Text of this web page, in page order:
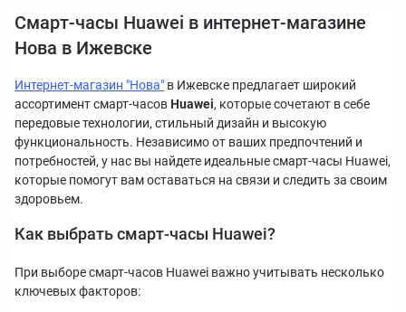
Смарт-часы Huawei в интернет-магазине
Нова в Ижевске
Интернет-магазин "Нова" в Ижевске предлагает широкий
ассортимент смарт-часовHuawei, которые сочетают в себе
передовые технологии, стильный дизайн и высокую
функциональность. Независимо от ваших предпочтений и
потребностей, у нас вы найдете идеальные смарт-часы Huawei,
которые помогут вам оставаться на связи и следить за своим
здоровьем.
Как выбрать смарт-часы Huawei?
При выборе смарт-часов Huawei важно учитывать несколько
ключевых факторов: